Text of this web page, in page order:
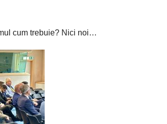
cum trebuie? Nici noi…